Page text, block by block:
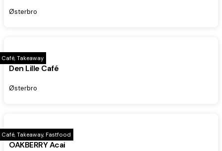
Østerbro
Café, Takeaway
Den Lille Café
Østerbro
Café, Takeaway, Fastfood
OAKBERRY Acai